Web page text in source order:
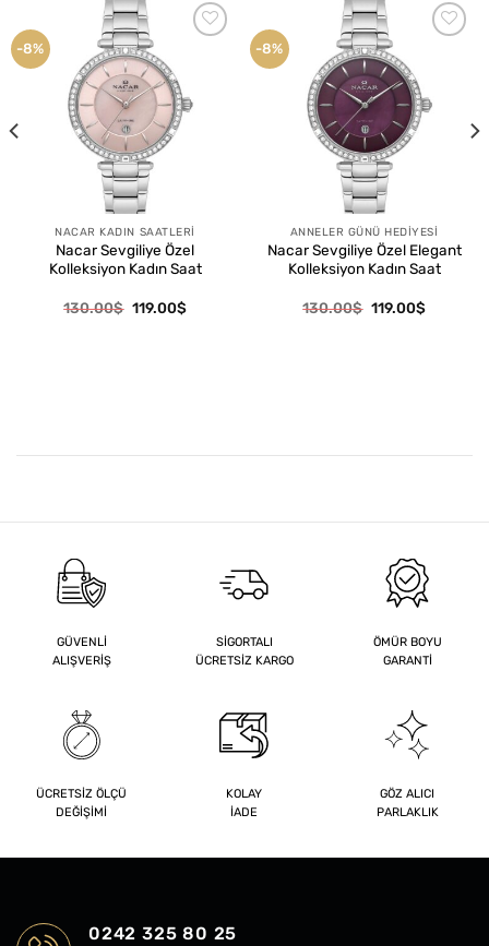
-8%
Favorilere
Ekle
NACAR KADIN SAATLERI
Nacar Sevgiliye Özel
Kolleksiyon Kadın Saat
130.00$ Orijinal
119.00$Şu
-8%
Favorilere
Ekle
ANNELER GÜNÜ HEDIYESI
Nacar Sevgiliye Özel Elegant
Kolleksiyon Kadın Saat
130.00$ Orijinal
119.00$Şu
GÜVENLİ
ALIŞVERİŞ
SİGORTALI
ÜCRETSİZ KARGO
ÖMÜR BOYU
GARANTİ
ÜCRETSİZ ÖLÇÜ
DEĞİŞİMİ
KOLAY
İADE
GÖZ ALICI
PARLAKLIK
0242 325 80 25